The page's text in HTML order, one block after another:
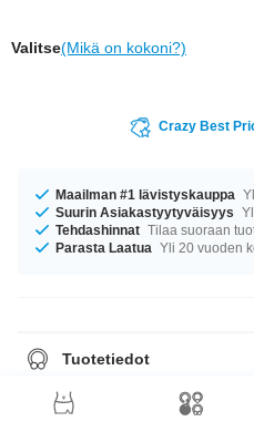
Valitse(Mikä on kokoni?)
Crazy Best
Maailman #1 lävistyskauppa
Suurin Asiakastyytyväisyys
Tehdashinnat Tilaa suoraan
Parasta Laatua Yli 20 vuoden
Tuotetiedot
Oli kokosi mikä tahansa, meiltä
mm. Valittavanasi on useita eri